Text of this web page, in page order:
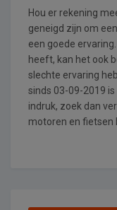
Hou er rekening
geneigd zijn om
een goede
heeft, kan het ook
slechte ervaring
sinds 03-09-2019
indruk, zoek dan
motoren en fietsen